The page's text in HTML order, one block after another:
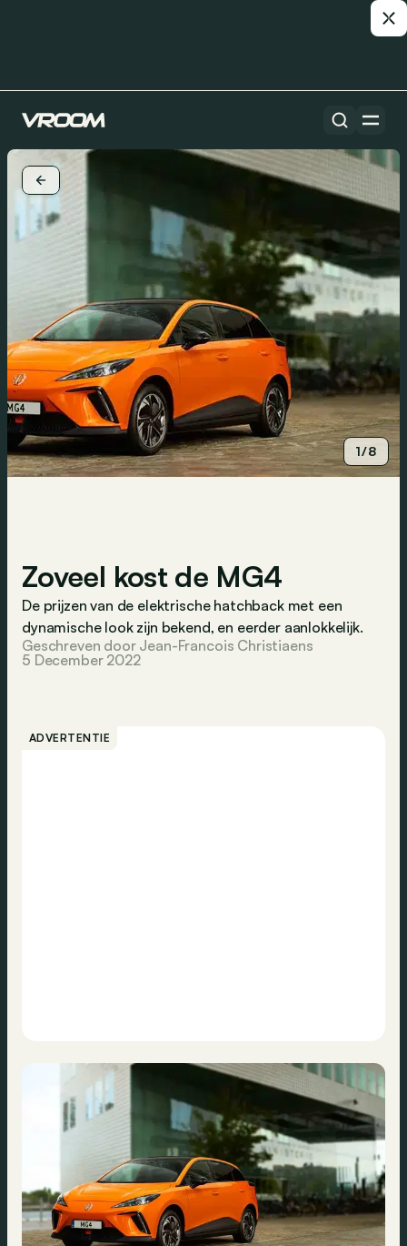
1/8
Zoveel kost de MG4
De prijzen van de elektrische hatchback met een
dynamische look zijn bekend, en eerder aanlokkelijk.
Geschreven door Jean-Francois Christiaens
5 December 2022
ADVERTENTIE